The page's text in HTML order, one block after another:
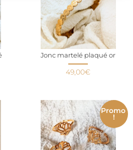
Jonc martelé plaqué or
49,00€
Promo
!